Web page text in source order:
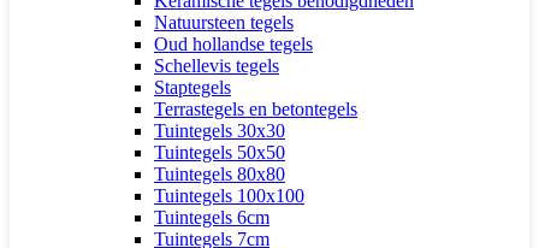
Natuursteen tegels
Oud hollandse tegels
Schellevis tegels
Staptegels
Terrastegels en betontegels
Tuintegels 30x30
Tuintegels 50x50
Tuintegels 80x80
Tuintegels 100x100
Tuintegels 6cm
Tuintegels 7cm